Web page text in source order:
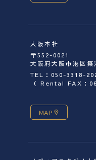
大阪本社
〒552-0021
大阪府大阪市港区
TEL：050-3318-
（ Rental FAX：
MAP